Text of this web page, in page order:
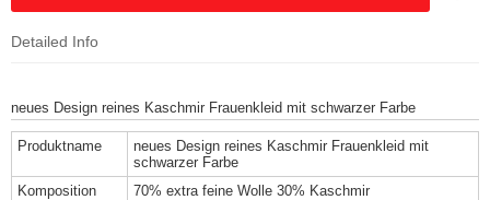
Detailed Info
neues Design reines Kaschmir Frauenkleid mit schwarzer Farbe
Produktname
neues Design reines Kaschmir Frauenkleid mit
schwarzer Farbe
Komposition
70% extra feine Wolle 30% Kaschmir